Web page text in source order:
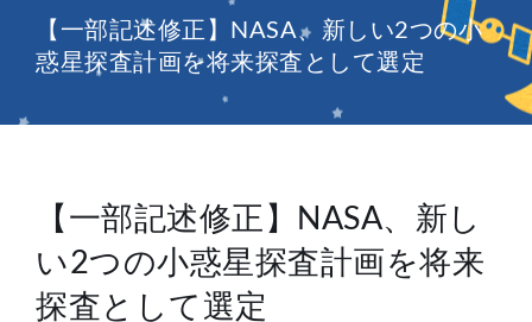
…
イベント情報
ブログ
【一部記述修正】NASA、新しい2つの小
惑星探査計画を将来探査として選定
【一部記述修正】NASA、新し
い2つの小惑星探査計画を将来
探査として選定